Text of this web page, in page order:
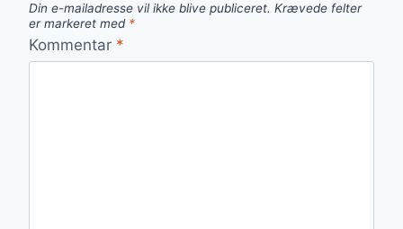
Din e-mailadresse vil ikke blive publiceret. Krævede felter
er markeret med *
Kommentar *